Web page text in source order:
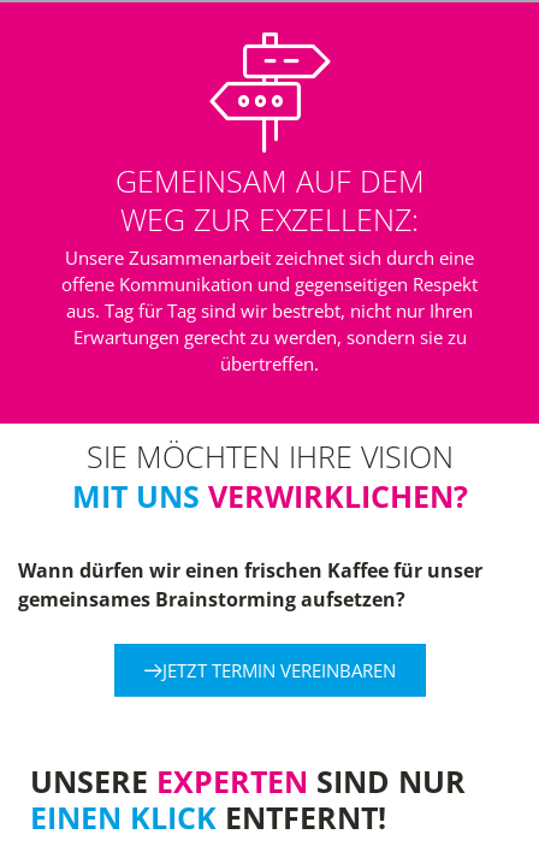
GEMEINSAM AUF DEM
WEG ZUR EXZELLENZ:
Unsere Zusammenarbeit zeichnet sich durch eine
offene Kommunikation und gegenseitigen Respekt
aus. Tag für Tag sind wir bestrebt, nicht nur Ihren
Erwartungen gerecht zu werden, sondern sie zu
übertreffen.
SIE MÖCHTEN IHRE VISION
MIT UNS VERWIRKLICHEN?
Wann dürfen wir einen frischen Kaffee für unser
gemeinsames Brainstorming aufsetzen?
JETZT TERMIN VEREINBAREN
UNSERE EXPERTEN SIND NUR
EINEN KLICK ENTFERNT!